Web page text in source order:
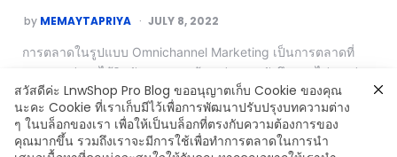
by MEMAYTAPRIYA JULY 8, 2022
การตลาดในรูปแบบ Omnichannel Marketing เป็นการตลาดที่
หลายคนน่าจะได้ยินกันมานานแล้ว แต่อาจจะยังนึกภาพไม่ออกว่า
จะสามารถนำมาประยุกต์ใช้กับธุรกิจของเราได้อย่างไรบ้าง วันนี้
LnwShop Pro เลยจะมาแชร์ข้อมูลเกี่ยวกับการตลาดรูปแบบนี้ และ
แนวคิดในการนำมาใช้กับธุรกิจให้ได้ศึกษากันค่ะ
สวัสดีค่ะ LnwShop Pro Blog ขออนุญาตเก็บ Cookie ของคุณ
นะคะ Cookie ที่เราเก็บมีไว้เพื่อการพัฒนาปรับปรุงบทความต่าง
ๆ ในบล็อกของเรา เพื่อให้เป็นบล็อกที่ตรงกับความต้องการของ
คุณมากขึ้น รวมถึงเราจะมีการใช้เพื่อทำการตลาดในการนำ